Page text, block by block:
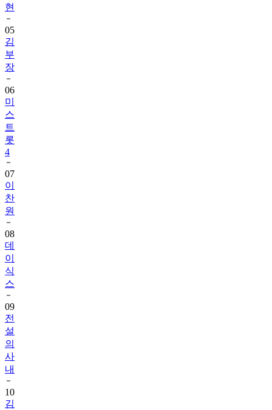
현
05
김
부
장
06
미
스
트
롯
4
07
이
찬
원
08
데
이
식
스
09
전
설
의
사
내
10
김